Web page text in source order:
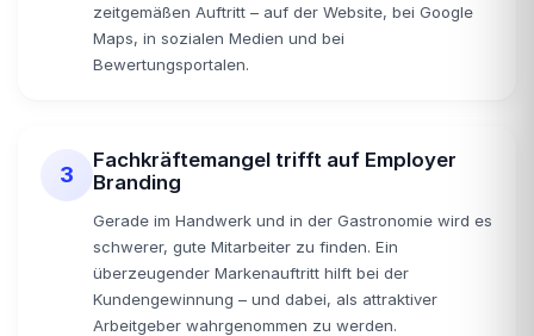
zeitgemäßen Auftritt – auf der Website, bei Google
Maps, in sozialen Medien und bei
Bewertungsportalen.
3
Fachkräftemangel trifft auf Employer
Branding
Gerade im Handwerk und in der Gastronomie wird es
schwerer, gute Mitarbeiter zu finden. Ein
überzeugender Markenauftritt hilft bei der
Kundengewinnung – und dabei, als attraktiver
Arbeitgeber wahrgenommen zu werden.